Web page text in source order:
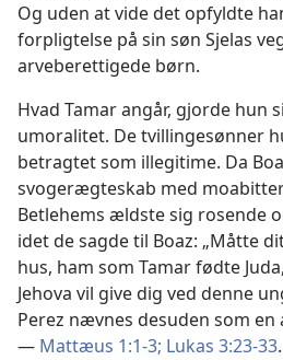
Og uden at vide det opfyldte
forpligtelse på sin søn Sjelas
arveberettigede børn.
Hvad Tamar angår, gjorde hun
umoralitet. De tvillingesønner
betragtet som illegitime. Da
svogerægteskab med
Betlehems ældste sig rosende
idet de sagde til Boaz: „Måtte
hus, ham som Tamar fødte
Jehova vil give dig ved denne
Perez nævnes desuden som
— Mattæus 1:1-3; Lukas 3:23-33.